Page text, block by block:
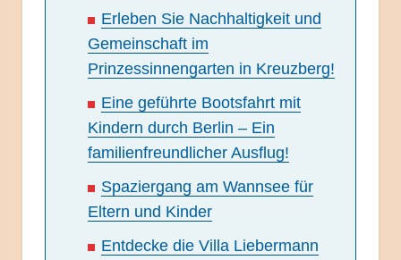
Erleben Sie Nachhaltigkeit und
Gemeinschaft im
Prinzessinnengarten in Kreuzberg!
Eine geführte Bootsfahrt mit
Kindern durch Berlin – Ein
familienfreundlicher Ausflug!
Spaziergang am Wannsee für
Eltern und Kinder
Entdecke die Villa Liebermann